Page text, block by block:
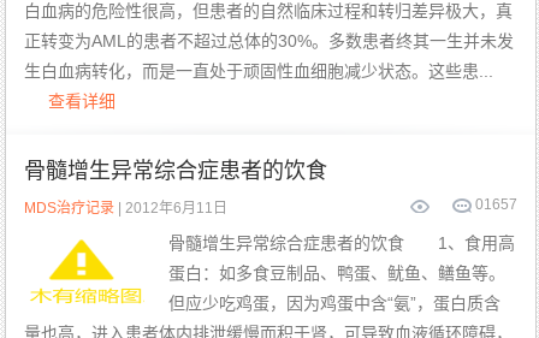
白血病的危险性很高，但患者的自然临床过程和转归差异极大，真
正转变为AML的患者不超过总体的30%。多数患者终其一生并未发
生白血病转化，而是一直处于顽固性血细胞减少状态。这些患...
查看详细
骨髓增生异常综合症患者的饮食
1657
0
MDS治疗记录 | 2012年6月11日
骨髓增生异常综合症患者的饮食 1、食用高
蛋白：如多食豆制品、鸭蛋、鱿鱼、鳝鱼等。
但应少吃鸡蛋，因为鸡蛋中含“氨”，蛋白质含
量也高，进入患者体内排泄缓慢而积于肾，可导致血液循环障碍，